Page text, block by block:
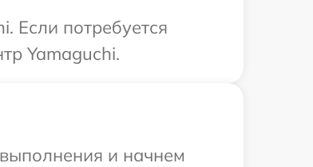
Если потребуется
Yamaguchi.
и начнем